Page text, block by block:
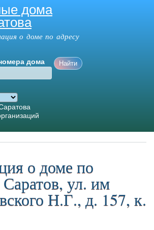
Перейти к
основному
содержанию
дома
о доме по адресу
дома
о доме по
Саратов, ул. им
Н.Г., д. 157, к.